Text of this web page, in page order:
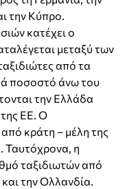
την Κύπρο.
κατέχει ο
μεταξύ των
από τα
ποσοστό άνω του
την Ελλάδα
ΕΕ. Ο
κράτη – μέλη της
Ταυτόχρονα, η
ταξιδιωτών από
και την Ολλανδία.